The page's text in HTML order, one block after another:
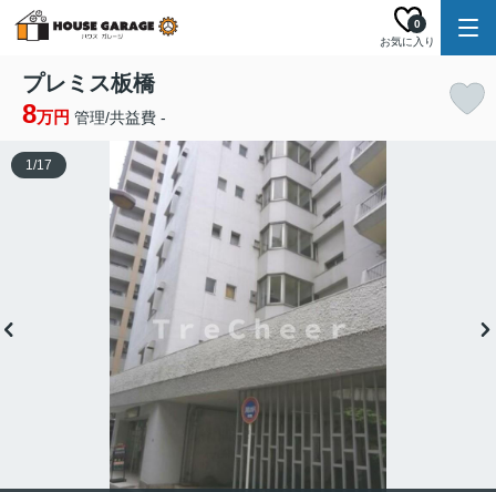
お気に入り
0
プレミス板橋
8万円 管理/共益費 -
1/17